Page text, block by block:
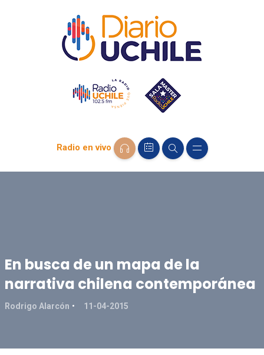
Radio en vivo
En busca de un mapa de la
narrativa chilena contemporánea
Rodrigo Alarcón 11-04-2015